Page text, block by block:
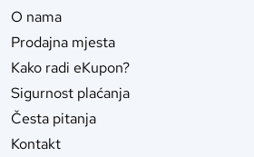
O nama
Prodajna mjesta
Kako radi eKupon?
Sigurnost plaćanja
Česta pitanja
Kontakt